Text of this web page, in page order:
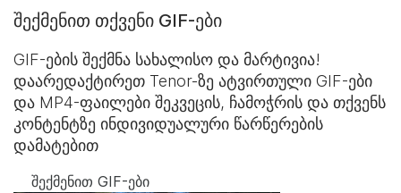
შექმენით თქვენი GIF-ები
GIF-ების შექმნა სახალისო და მარტივია!
დაარედაქტირეთ Tenor-ზე ატვირთული GIF-ები
და MP4-ფაილები შეკვეცის, ჩამოჭრის და თქვენს
კონტენტზე ინდივიდუალური წარწერების
დამატებით
შექმენით GIF-ები